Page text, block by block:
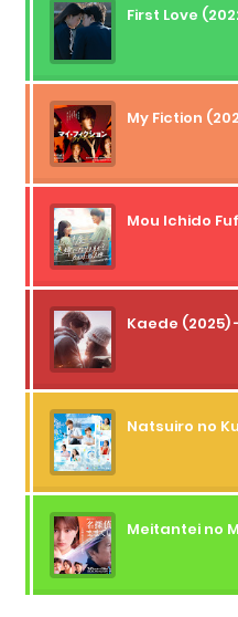
My Fiction
Kaede (2025)